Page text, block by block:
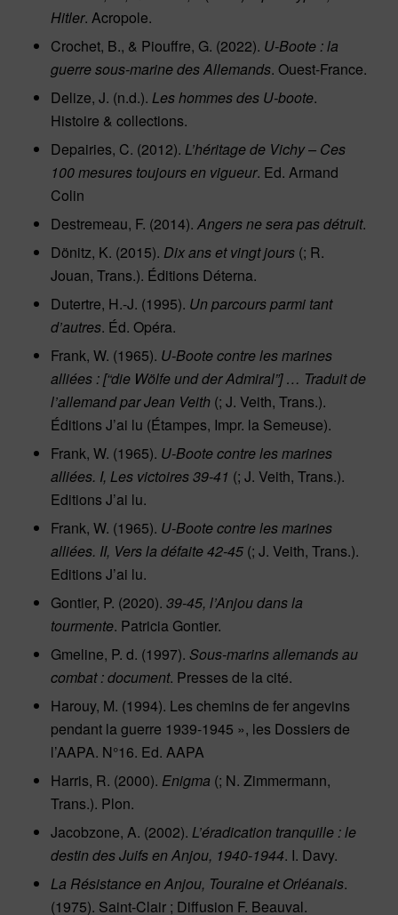
Hitler. Acropole.
Crochet, B., & Piouffre, G. (2022). U-Boote : la
guerre sous-marine des Allemands. Ouest-France.
Delize, J. (n.d.). Les hommes des U-boote.
Histoire & collections.
Depairies, C. (2012). L’héritage de Vichy – Ces
100 mesures toujours en vigueur. Ed. Armand
Colin
Destremeau, F. (2014). Angers ne sera pas détruit.
Dönitz, K. (2015). Dix ans et vingt jours(; R.
Jouan, Trans.). Éditions Déterna.
Dutertre, H.-J. (1995). Un parcours parmi tant
d’autres. Éd. Opéra.
Frank, W. (1965). U-Boote contre les marines
alliées : [“die Wölfe und der Admiral”] … Traduit de
l’allemand par Jean Veith(; J. Veith, Trans.).
Éditions J’ai lu (Étampes, Impr. la Semeuse).
Frank, W. (1965). U-Boote contre les marines
alliées. I, Les victoires 39-41 (; J. Veith, Trans.).
Editions J’ai lu.
Frank, W. (1965). U-Boote contre les marines
alliées. II, Vers la défaite 42-45(; J. Veith, Trans.).
Editions J’ai lu.
Gontier, P. (2020). 39-45, l’Anjou dans la
tourmente. Patricia Gontier.
Gmeline, P. d. (1997). Sous-marins allemands au
combat : document. Presses de la cité.
Harouy, M. (1994). Les chemins de fer angevins
pendant la guerre 1939-1945 », les Dossiers de
l’AAPA. N°16. Ed. AAPA
Harris, R. (2000). Enigma (; N. Zimmermann,
Trans.). Plon.
Jacobzone, A. (2002). L’éradication tranquille : le
destin des Juifs en Anjou, 1940-1944. I. Davy.
La Résistance en Anjou, Touraine et Orléanais.
(1975). Saint-Clair ; Diffusion F. Beauval.